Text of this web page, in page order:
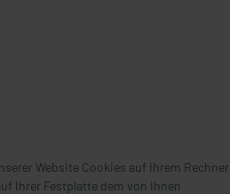
Website Cookies auf Ihrem Rechner
Ihrer Festplatte dem von Ihnen